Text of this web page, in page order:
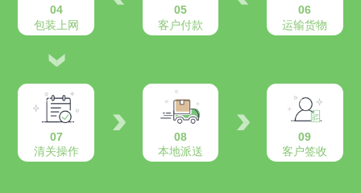
04
包装上网
05
客户付款
06
运输货物
07
清关操作
08
本地派送
09
客户签收